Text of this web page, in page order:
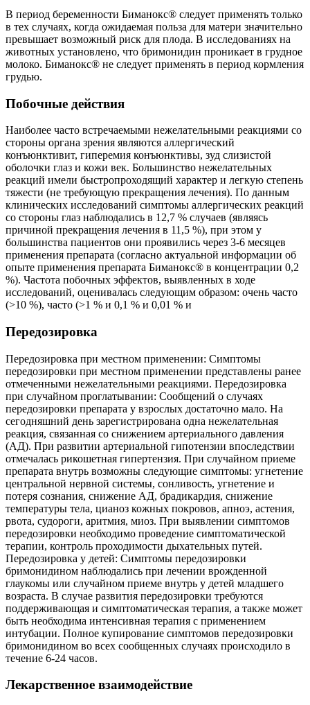
В период беременности Биманокс® следует применять только
в тех случаях, когда ожидаемая польза для матери значительно
превышает возможный риск для плода. В исследованиях на
животных установлено, что бримонидин проникает в грудное
молоко. Биманокс® не следует применять в период кормления
грудью.
Побочные действия
Наиболее часто встречаемыми нежелательными реакциями со
стороны органа зрения являются аллергический
конъюнктивит, гиперемия конъюнктивы, зуд слизистой
оболочки глаз и кожи век. Большинство нежелательных
реакций имели быстропроходящий характер и легкую степень
тяжести (не требующую прекращения лечения). По данным
клинических исследований симптомы аллергических реакций
со стороны глаз наблюдались в 12,7 % случаев (являясь
причиной прекращения лечения в 11,5 %), при этом у
большинства пациентов они проявились через 3-6 месяцев
применения препарата (согласно актуальной информации об
опыте применения препарата Биманокс® в концентрации 0,2
%). Частота побочных эффектов, выявленных в ходе
исследований, оценивалась следующим образом: очень часто
(>10 %), часто (>1 % и 0,1 % и 0,01 % и
Передозировка
Передозировка при местном применении: Симптомы
передозировки при местном применении представлены ранее
отмеченными нежелательными реакциями. Передозировка
при случайном проглатывании: Сообщений о случаях
передозировки препарата у взрослых достаточно мало. На
сегодняшний день зарегистрирована одна нежелательная
реакция, связанная со снижением артериального давления
(АД). При развитии артериальной гипотензии впоследствии
отмечалась рикошетная гипертензия. При случайном приеме
препарата внутрь возможны следующие симптомы: угнетение
центральной нервной системы, сонливость, угнетение и
потеря сознания, снижение АД, брадикардия, снижение
температуры тела, цианоз кожных покровов, апноэ, астения,
рвота, судороги, аритмия, миоз. При выявлении симптомов
передозировки необходимо проведение симптоматической
терапии, контроль проходимости дыхательных путей.
Передозировка у детей: Симптомы передозировки
бримонидином наблюдались при лечении врожденной
глаукомы или случайном приеме внутрь у детей младшего
возраста. В случае развития передозировки требуются
поддерживающая и симптоматическая терапия, а также может
быть необходима интенсивная терапия с применением
интубации. Полное купирование симптомов передозировки
бримонидином во всех сообщенных случаях происходило в
течение 6-24 часов.
Лекарственное взаимодействие